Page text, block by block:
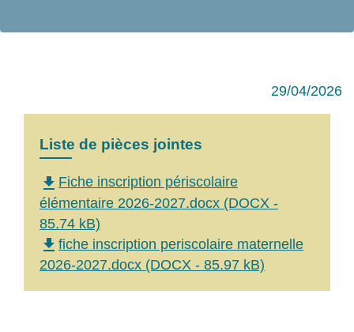
29/04/2026
Liste de pièces jointes
file_download Fiche inscription périscolaire
élémentaire 2026-2027.docx (DOCX -
85.74 kB)
file_download fiche inscription periscolaire maternelle
2026-2027.docx (DOCX - 85.97 kB)